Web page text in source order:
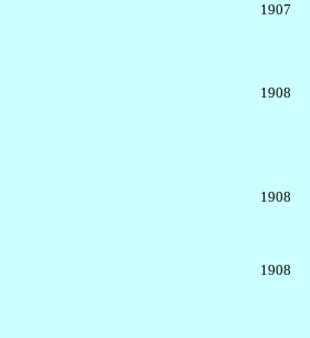
1907
1908
1908
1908